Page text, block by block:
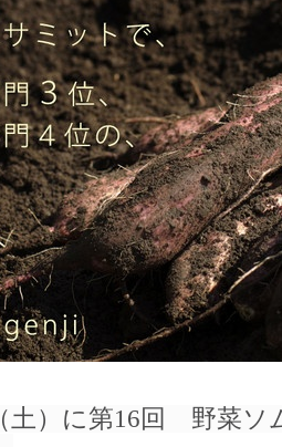
土）に第16回 野菜